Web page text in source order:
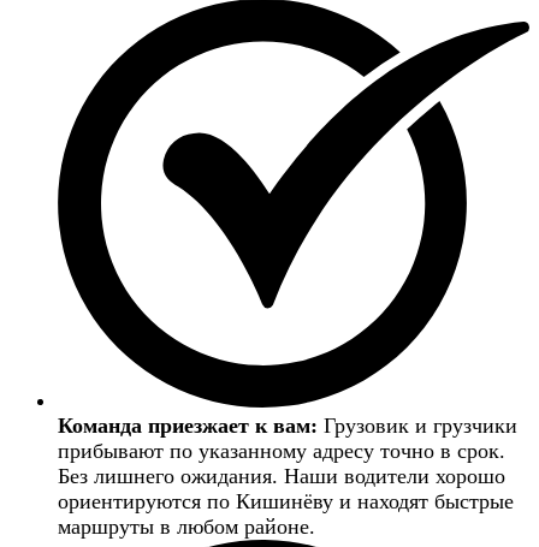
Команда приезжает к вам: Грузовик и грузчики
прибывают по указанному адресу точно в срок.
Без лишнего ожидания. Наши водители хорошо
ориентируются по Кишинёву и находят быстрые
маршруты в любом районе.